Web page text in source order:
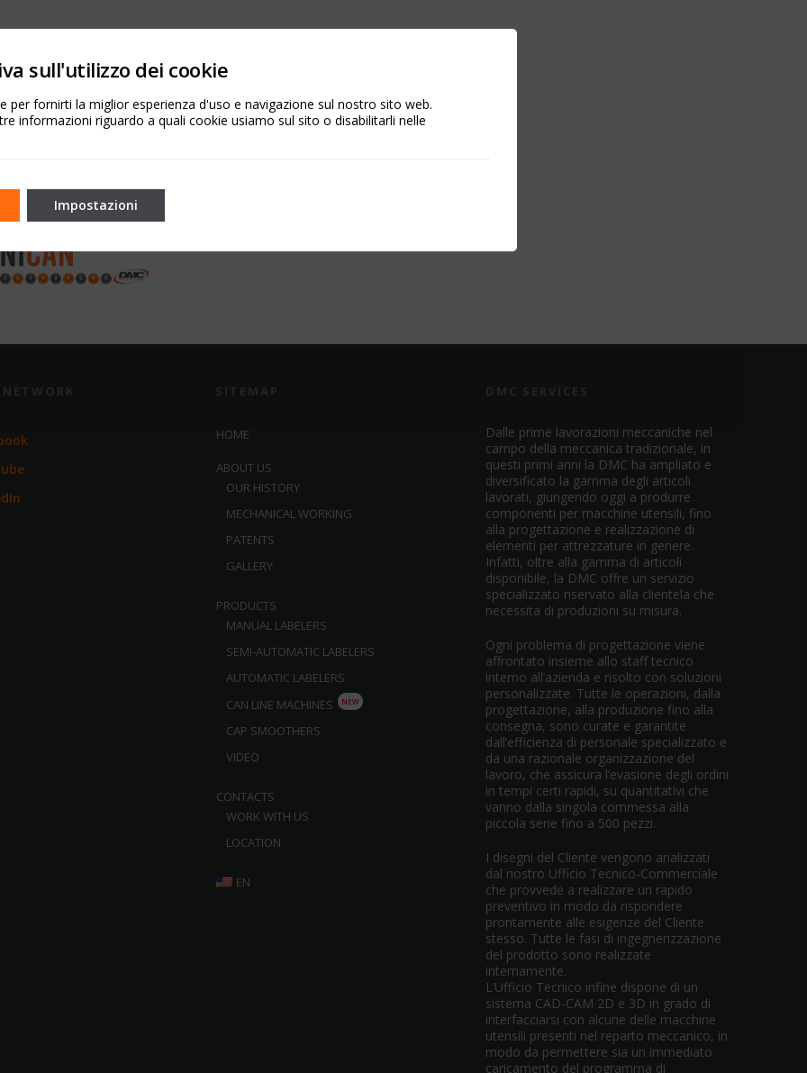
filling and seaming of cylindrical aluminum cans and is
CO2-free. The equipment is equipped with a 2-position
station.
taps and with a single tank for product storage.
HOME
ABOUT US
OUR HISTORY
MECHANICAL WORKING
PATENTS
GALLERY
PRODUCTS
MANUAL LABELERS
SEMI-AUTOMATIC LABELERS
AUTOMATIC LABELERS
CAN LINE MACHINES
NEW
CAP SMOOTHERS
VIDEO
CONTACTS
WORK WITH US
LOCATION
EN
Dalle prime lavorazioni meccaniche nel
campo della meccanica tradizionale, in
questi primi anni la DMC ha ampliato e
diversificato la gamma degli articoli
lavorati, giungendo oggi a produrre
componenti per macchine utensili, fino
alla progettazione e realizzazione di
elementi per attrezzature in genere.
Infatti, oltre alla gamma di articoli
disponibile, la DMC offre un servizio
specializzato riservato alla clientela che
necessita di produzioni su misura.
Ogni problema di progettazione viene
affrontato insieme allo staff tecnico
interno all’azienda e risolto con soluzioni
personalizzate. Tutte le operazioni, dalla
progettazione, alla produzione fino alla
consegna, sono curate e garantite
dall’efficienza di personale specializzato e
da una razionale organizzazione del
lavoro, che assicura l’evasione degli ordini
in tempi certi rapidi, su quantitativi che
vanno dalla singola commessa alla
piccola serie fino a 500 pezzi.
I disegni del Cliente vengono analizzati
dal nostro Ufficio Tecnico-Commerciale
che provvede a realizzare un rapido
preventivo in modo da rispondere
prontamente alle esigenze del Cliente
stesso. Tutte le fasi di ingegnerizzazione
del prodotto sono realizzate
internamente.
L’Ufficio Tecnico infine dispone di un
sistema CAD-CAM 2D e 3D in grado di
interfacciarsi con alcune delle macchine
utensili presenti nel reparto meccanico, in
modo da permettere sia un immediato
caricamento del programma di
sull'utilizzo dei cookie
per fornirti la miglior esperienza d'uso e navigazione sul nostro sito web.
informazioni riguardo a quali cookie usiamo sul sito o disabilitarli nelle
Impostazioni